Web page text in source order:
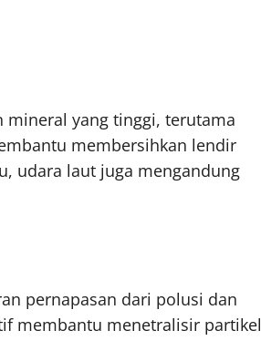
mineral yang tinggi, terutama
membersihkan lendir
udara laut juga mengandung
pernapasan dari polusi dan
membantu menetralisir partikel